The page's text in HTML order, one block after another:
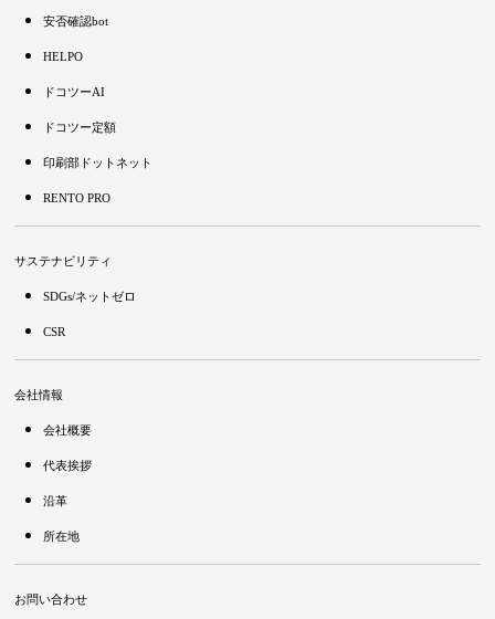
安否確認bot
HELPO
ドコツーAI
ドコツー定額
印刷部ドットネット
RENTO PRO
サステナビリティ
SDGs/ネットゼロ
CSR
会社情報
会社概要
代表挨拶
沿革
所在地
お問い合わせ